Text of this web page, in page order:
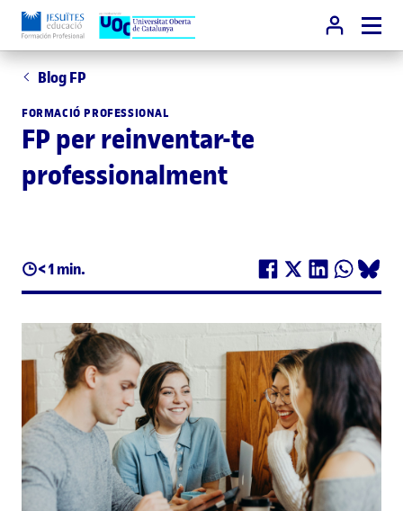
Blog FP
FORMACIÓ PROFESSIONAL
FP per reinventar-te
professionalment
< 1 min.